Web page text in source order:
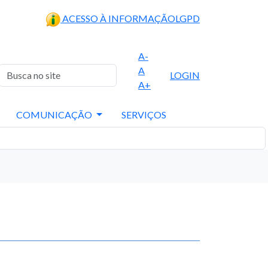
ACESSO À INFORMAÇÃOLGPD
A-
A
A+
LOGIN
COMUNICAÇÃO SERVIÇOS